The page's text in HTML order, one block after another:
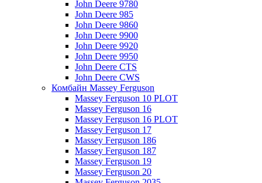
John Deere 9780
John Deere 985
John Deere 9860
John Deere 9900
John Deere 9920
John Deere 9950
John Deere CTS
John Deere CWS
Комбайн Massey Ferguson
Massey Ferguson 10 PLOT
Massey Ferguson 16
Massey Ferguson 16 PLOT
Massey Ferguson 17
Massey Ferguson 186
Massey Ferguson 187
Massey Ferguson 19
Massey Ferguson 20